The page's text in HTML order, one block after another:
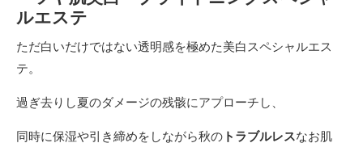
ルエステ
ただ白いだけではない透明感を極めた美白スペシャルエス
テ。
過ぎ去りし夏のダメージの残骸にアプローチし、
同時に保湿や引き締めをしながら秋の トラブルレスなお肌